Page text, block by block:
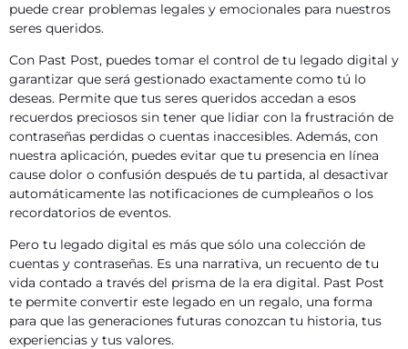
puede crear problemas legales y emocionales para nuestros
seres queridos.
Con Past Post, puedes tomar el control de tu legado digital y
garantizar que será gestionado exactamente como tú lo
deseas. Permite que tus seres queridos accedan a esos
recuerdos preciosos sin tener que lidiar con la frustración de
contraseñas perdidas o cuentas inaccesibles. Además, con
nuestra aplicación, puedes evitar que tu presencia en línea
cause dolor o confusión después de tu partida, al desactivar
automáticamente las notificaciones de cumpleaños o los
recordatorios de eventos.
Pero tu legado digital es más que sólo una colección de
cuentas y contraseñas. Es una narrativa, un recuento de tu
vida contado a través del prisma de la era digital. Past Post
te permite convertir este legado en un regalo, una forma
para que las generaciones futuras conozcan tu historia, tus
experiencias y tus valores.